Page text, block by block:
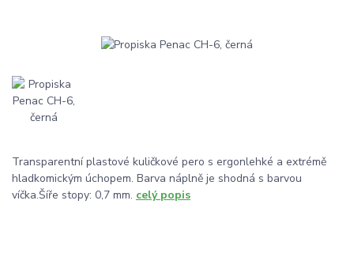
Transparentní plastové kuličkové pero s ergonlehké a extrémě
hladkomickým úchopem. Barva náplně je shodná s barvou
víčka.Šíře stopy: 0,7 mm. celý popis